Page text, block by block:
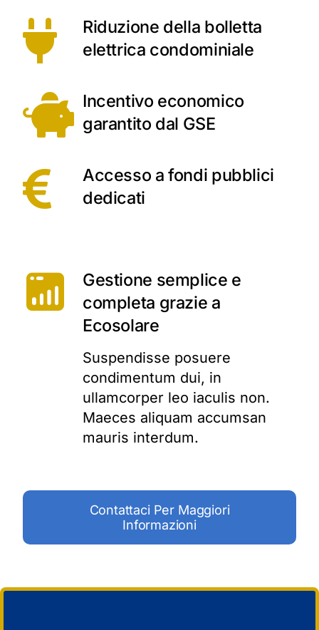
Riduzione della bolletta
elettrica condominiale
Incentivo economico
garantito dal GSE
Accesso a fondi pubblici
dedicati
Gestione semplice e
completa grazie a
Ecosolare
Suspendisse posuere
condimentum dui, in
ullamcorper leo iaculis non.
Maeces aliquam accumsan
mauris interdum.
Contattaci Per Maggiori
Informazioni